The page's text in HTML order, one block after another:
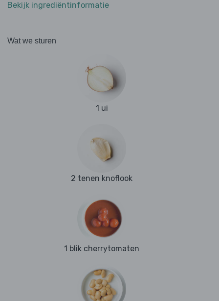
Bekijk ingrediëntinformatie
Wat we sturen
1 ui
2 tenen knoflook
1 blik cherrytomaten